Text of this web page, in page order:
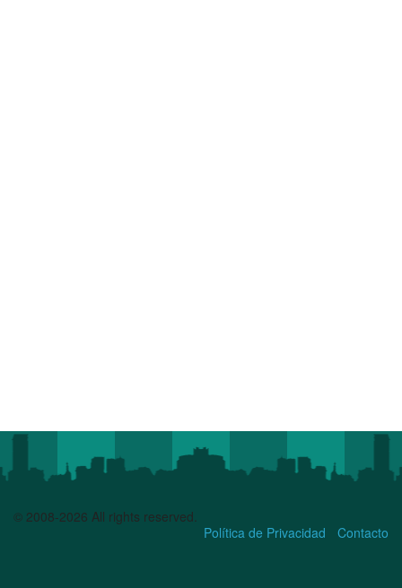
© 2008-2026 All rights reserved.
Contacto
Política de Privacidad